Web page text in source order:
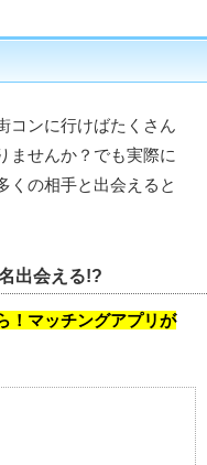
コンに行けばたくさん
ませんか？でも実際に
くの相手と出会えると
出会える!?
！マッチングアプリが